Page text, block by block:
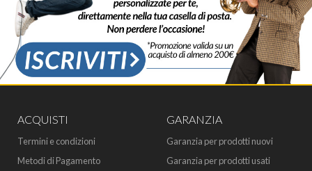
ACQUISTI
Termini e condizioni
Metodi di Pagamento
GARANZIA
Garanzia per prodotti nuovi
Garanzia per prodotti usati